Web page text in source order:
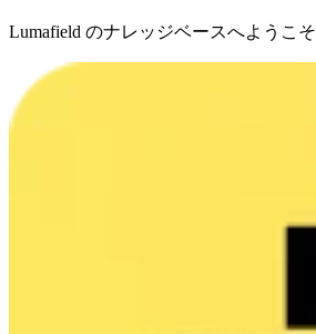
Lumafield のナレッジベースへようこそ